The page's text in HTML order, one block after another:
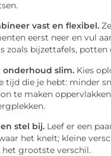
vast en flexibel.
eerst neer en vul
zoals bijzettafels, potten
onderhoud slim. Kies
tijd die je hebt: minder
te maken
en stel bij. Leef er een
het knelt; kleine
het grootste verschil.